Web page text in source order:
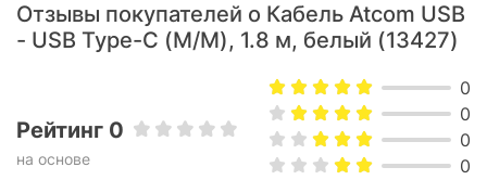
Отзывы покупателей о Кабель Atcom USB
- USB Type-C (M/M), 1.8 м, белый (13427)
Рейтинг 0
на основе
0
0
0
0